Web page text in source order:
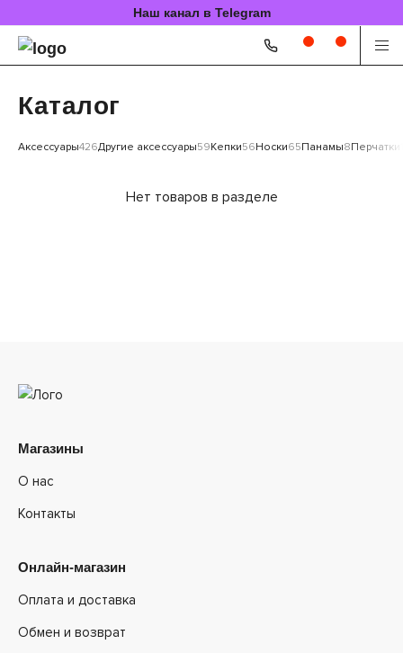
Наш канал в Telegram
Каталог
Аксессуары426Другие аксессуары59Кепки56Носки65Панамы8Перчатки
Нет товаров в разделе
Магазины
О нас
Контакты
Онлайн-магазин
Оплата и доставка
Обмен и возврат